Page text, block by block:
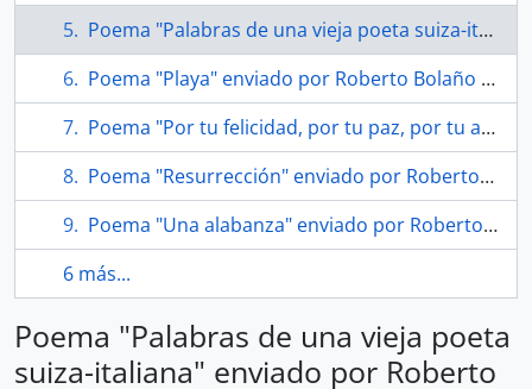
Poema "Palabras de una vieja poeta suiza-italiana" enviado por Roberto Bolaño a Soledad Bianchi
Poema "Playa" enviado por Roberto Bolaño a Soledad Bianchi
Poema "Por tu felicidad, por tu paz, por tu armonía"
Poema "Resurrección" enviado por Roberto Bolaño a Soledad Bianchi
Poema "Una alabanza" enviado por Roberto Bolaño a Soledad Bianchi
6 más...
Poema "Palabras de una vieja poeta
suiza-italiana" enviado por Roberto